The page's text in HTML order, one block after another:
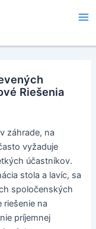
Riešenia
záhrade, na
vyžaduje
účastníkov.
stola a lavíc, sa
spoločenských
riešenie na
príjemnej